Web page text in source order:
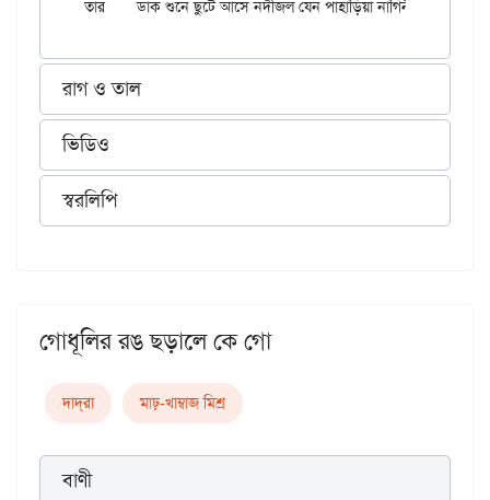
রাগ ও তাল
ভিডিও
স্বরলিপি
গোধূলির রঙ ছড়ালে কে গো
দাদ্‌রা মাঢ়-খাম্বাজ মিশ্র
বাণী